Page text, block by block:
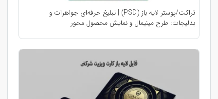
تراکت/پوستر لایه باز (PSD) | تبلیغ حرفه‌ای جواهرات و
بدلیجات: طرح مینیمال و نمایش محصول محور